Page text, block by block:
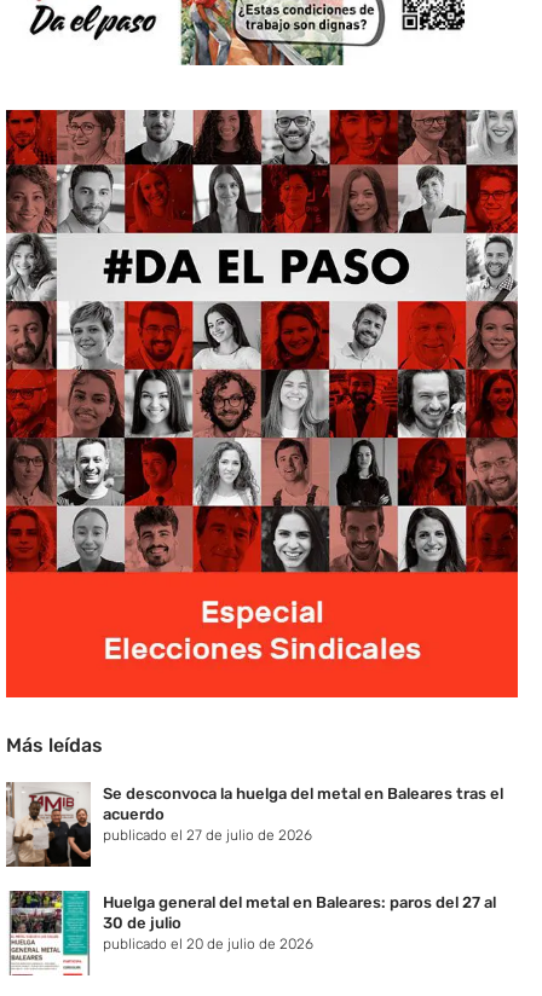
Más leídas
Se desconvoca la huelga del metal en Baleares tras el
acuerdo
publicado el 27 de julio de 2026
Huelga general del metal en Baleares: paros del 27 al
30 de julio
publicado el 20 de julio de 2026